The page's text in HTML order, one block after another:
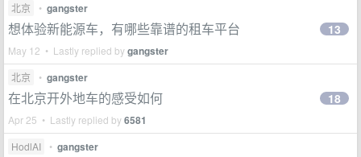
北京 • gangster
想体验新能源车，有哪些靠谱的租车平台
May 12 • Lastly replied bygangster
13
北京 • gangster
在北京开外地车的感受如何
Apr 25 • Lastly replied by6581
18
HodlAI • gangster